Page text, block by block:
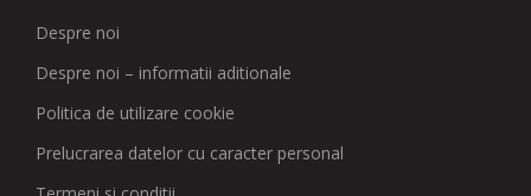
Despre noi
Despre noi – informatii aditionale
Politica de utilizare cookie
Prelucrarea datelor cu caracter personal